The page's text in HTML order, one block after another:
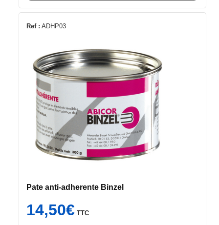
Ref : ADHP03
Pate anti-adherente Binzel
14,50€ TTC